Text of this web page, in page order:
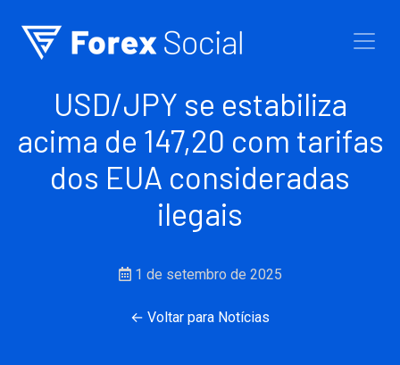
USD/JPY se estabiliza
acima de 147,20 com tarifas
dos EUA consideradas
ilegais
1 de setembro de 2025
← Voltar para Notícias